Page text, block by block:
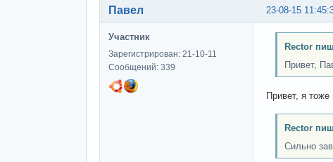
23-08-15
Павел
Участник
Зарегистрирован: 21-10-11
Сообщений: 339
Rector
Привет,
Привет, я тоже
Rector
Сильно